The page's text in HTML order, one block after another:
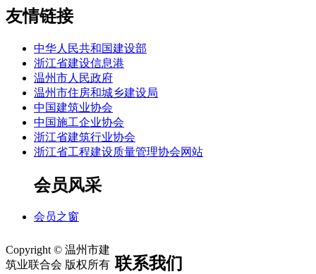
友情链接
中华人民共和国建设部
浙江省建设信息港
温州市人民政府
温州市住房和城乡建设局
中国建筑业协会
中国施工企业协会
浙江省建筑行业协会
浙江省工程建设质量管理协会网站
会员风采
会员之窗
联系我们
Copyright © 温州市建
筑业联合会 版权所有